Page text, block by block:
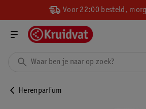
Voor 22:00 besteld,
Herenparfum